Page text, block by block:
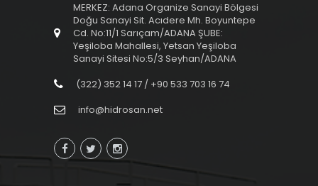
MERKEZ: Adana Organize Sanayi Bölgesi
Doğu Sanayi Sit. Acıdere Mh. Boyuntepe
Cd. No:11/1 Sarıçam/ADANA ŞUBE:
Yeşiloba Mahallesi, Yetsan Yeşiloba
Sanayi Sitesi No:5/3 Seyhan/ADANA
(322) 352 14 17 / +90 533 703 16 74
info@hidrosan.net